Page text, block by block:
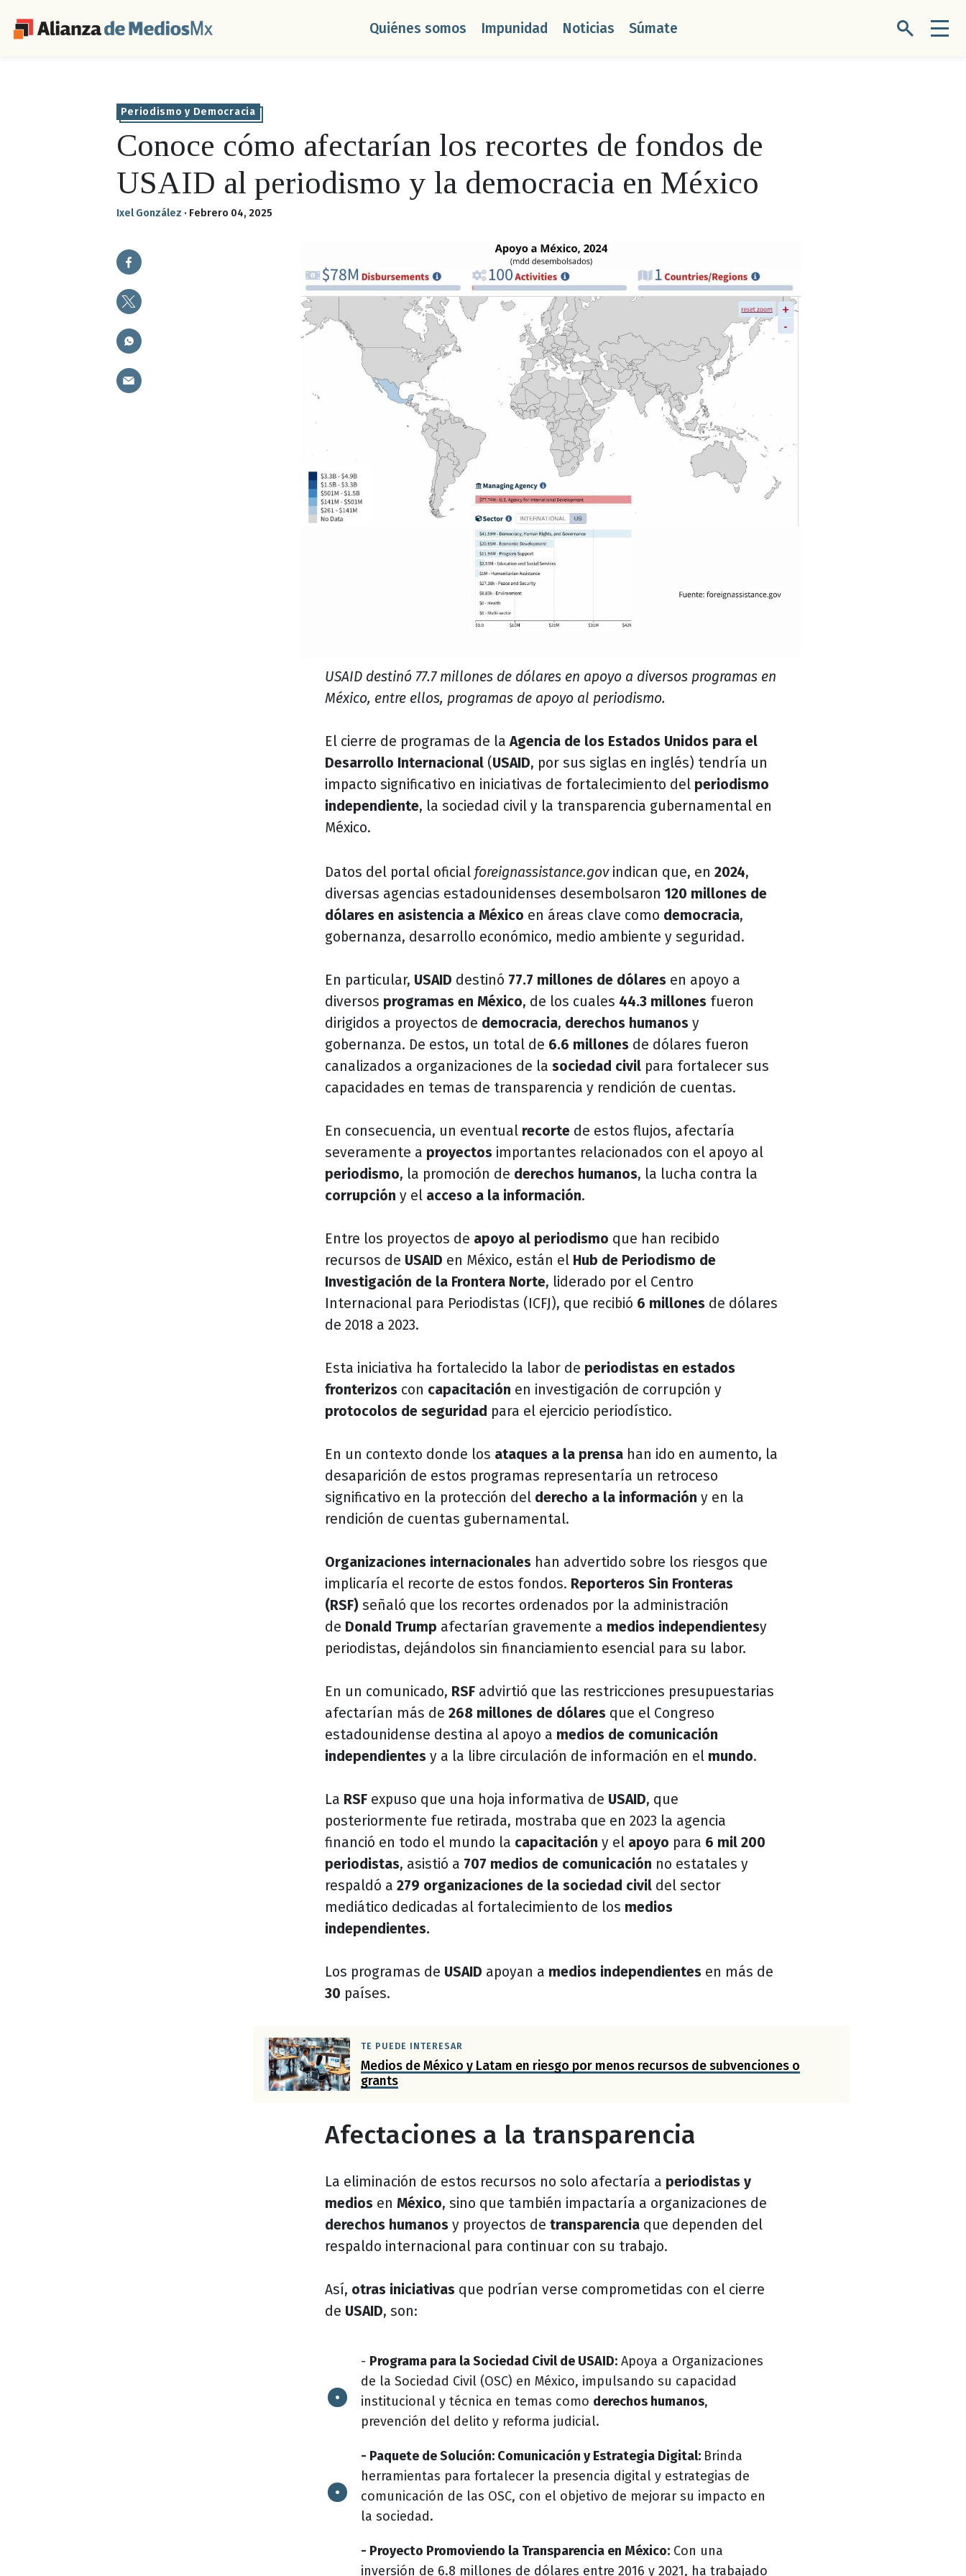
Quiénes somos Impunidad Noticias Súmate
Periodismo y Democracia
Conoce cómo afectarían los recortes de fondos de
USAID al periodismo y la democracia en México
Ixel González · Febrero 04, 2025
USAID destinó 77.7 millones de dólares en apoyo a diversos programas en
México, entre ellos, programas de apoyo al periodismo.
El cierre de programas de la Agencia de los Estados Unidos para el
Desarrollo Internacional (USAID, por sus siglas en inglés) tendría un
impacto significativo en iniciativas de fortalecimiento del periodismo
independiente, la sociedad civil y la transparencia gubernamental en
México.
Datos del portal oficial foreignassistance.govindican que, en 2024,
diversas agencias estadounidenses desembolsaron 120 millones de
dólares en asistencia a México en áreas clave como democracia,
gobernanza, desarrollo económico, medio ambiente y seguridad.
En particular, USAID destinó 77.7 millones de dólaresen apoyo a
diversos programas en México, de los cuales 44.3 millonesfueron
dirigidos a proyectos de democracia, derechos humanosy
gobernanza. De estos, un total de 6.6 millones de dólares fueron
canalizados a organizaciones de la sociedad civil para fortalecer sus
capacidades en temas de transparencia y rendición de cuentas.
En consecuencia, un eventual recorte de estos flujos, afectaría
severamente a proyectosimportantes relacionados con el apoyo al
periodismo, la promoción de derechos humanos, la lucha contra la
corrupción y el acceso a la información.
Entre los proyectos de apoyo al periodismo que han recibido
recursos de USAID en México, están el Hub de Periodismo de
Investigación de la Frontera Norte, liderado por el Centro
Internacional para Periodistas (ICFJ), que recibió 6 millones de dólares
de 2018 a 2023.
Esta iniciativa ha fortalecido la labor de periodistas en estados
fronterizoscon capacitación en investigación de corrupción y
protocolos de seguridad para el ejercicio periodístico.
En un contexto donde los ataques a la prensahan ido en aumento, la
desaparición de estos programas representaría un retroceso
significativo en la protección del derecho a la información y en la
rendición de cuentas gubernamental.
Organizaciones internacionaleshan advertido sobre los riesgos que
implicaría el recorte de estos fondos. Reporteros Sin Fronteras
(RSF) señaló que los recortes ordenados por la administración
de Donald Trump afectarían gravemente a medios independientesy
periodistas, dejándolos sin financiamiento esencial para su labor.
En un comunicado, RSFadvirtió que las restricciones presupuestarias
afectarían más de 268 millones de dólaresque el Congreso
estadounidense destina al apoyo a medios de comunicación
independientesy a la libre circulación de información en el mundo.
La RSFexpuso que una hoja informativa de USAID, que
posteriormente fue retirada, mostraba que en 2023 la agencia
financió en todo el mundo la capacitación y el apoyo para 6 mil 200
periodistas, asistió a 707 medios de comunicación no estatales y
respaldó a 279 organizaciones de la sociedad civil del sector
mediático dedicadas al fortalecimiento de los medios
independientes.
Los programas de USAID apoyan a medios independientes en más de
30 países.
TE PUEDE INTERESAR
Medios de México y Latam en riesgo por menos recursos de subvenciones o
grants
Afectaciones a la transparencia
La eliminación de estos recursos no solo afectaría a periodistas y
mediosen México, sino que también impactaría a organizaciones de
derechos humanosy proyectos de transparenciaque dependen del
respaldo internacional para continuar con su trabajo.
Así, otras iniciativasque podrían verse comprometidas con el cierre
de USAID, son:
- Programa para la Sociedad Civil de USAID:Apoya a Organizaciones
de la Sociedad Civil (OSC) en México, impulsando su capacidad
institucional y técnica en temas como derechos humanos,
prevención del delito y reforma judicial.
- Paquete de Solución: Comunicación y Estrategia Digital: Brinda
herramientas para fortalecer la presencia digital y estrategias de
comunicación de las OSC, con el objetivo de mejorar su impacto en
la sociedad.
- Proyecto Promoviendo la Transparencia en México:Con una
inversión de 6.8 millones de dólares entre 2016 y 2021, ha trabajado